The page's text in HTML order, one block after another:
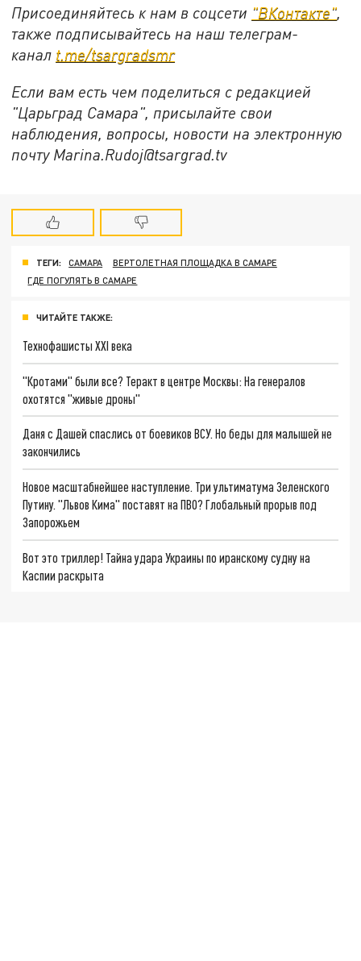
Присоединяйтесь к нам в соцсети "ВКонтакте",
также подписывайтесь на наш телеграм-
канал t.me/tsargradsmr
Если вам есть чем поделиться с редакцией
"Царьград Самара", присылайте свои
наблюдения, вопросы, новости на электронную
почту Marina.Rudoj@tsargrad.tv
ТЕГИ: САМАРА
ВЕРТОЛЕТНАЯ ПЛОЩАДКА В САМАРЕ
ГДЕ ПОГУЛЯТЬ В САМАРЕ
ЧИТАЙТЕ ТАКЖЕ:
Технофашисты XXI века
"Кротами" были все? Теракт в центре Москвы: На генералов
охотятся "живые дроны"
Даня с Дашей спаслись от боевиков ВСУ. Но беды для малышей не
закончились
Новое масштабнейшее наступление. Три ультиматума Зеленского
Путину. "Львов Кима" поставят на ПВО? Глобальный прорыв под
Запорожьем
Вот это триллер! Тайна удара Украины по иранскому судну на
Каспии раскрыта